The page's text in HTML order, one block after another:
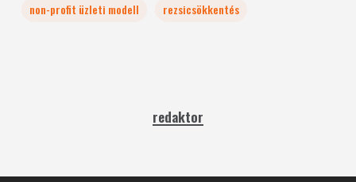
non-profit üzleti modell
rezsicsökkentés
redaktor